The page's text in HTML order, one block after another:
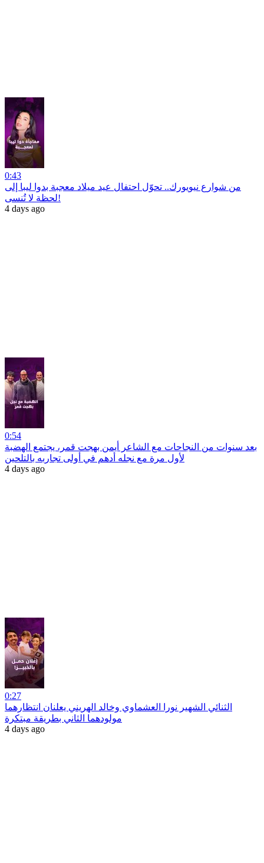
0:43
من شوارع نيويورك.. تحوّل احتفال عيد ميلاد معجبة بدوا ليبا إلى
لحظة لا تُنسى!
4 days ago
0:54
بعد سنوات من النجاحات مع الشاعر أيمن بهجت قمر، يجتمع الهضبة
لأول مرة مع نجله أدهم في أولى تجاربه بالتلحين
4 days ago
0:27
الثنائي الشهير نورا العشماوي وخالد الهريني يعلنان انتظارهما
مولودهما الثاني بطريقة مبتكرة
4 days ago